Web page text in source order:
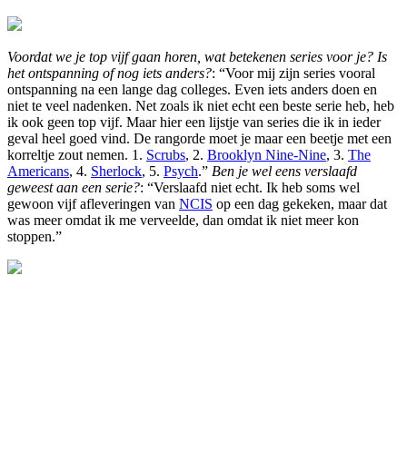
Voordat we je top vijf gaan horen, wat betekenen series voor je? Is
het ontspanning of nog iets anders?: “Voor mij zijn series vooral
ontspanning na een lange dag colleges. Even iets anders doen en
niet te veel nadenken. Net zoals ik niet echt een beste serie heb, heb
ik ook geen top vijf. Maar hier een lijstje van series die ik in ieder
geval heel goed vind. De rangorde moet je maar een beetje met een
korreltje zout nemen. 1. Scrubs, 2. Brooklyn Nine-Nine, 3. The
Americans, 4. Sherlock, 5. Psych.” Ben je wel eens verslaafd
geweest aan een serie?: “Verslaafd niet echt. Ik heb soms wel
gewoon vijf afleveringen van NCIS op een dag gekeken, maar dat
was meer omdat ik me verveelde, dan omdat ik niet meer kon
stoppen.”